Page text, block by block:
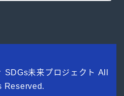
未来プロジェクト All
Reserved.